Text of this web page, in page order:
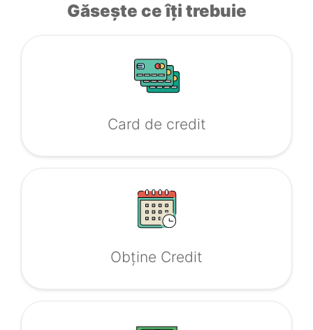
Găsește ce îți trebuie
Card de credit
Obține Credit